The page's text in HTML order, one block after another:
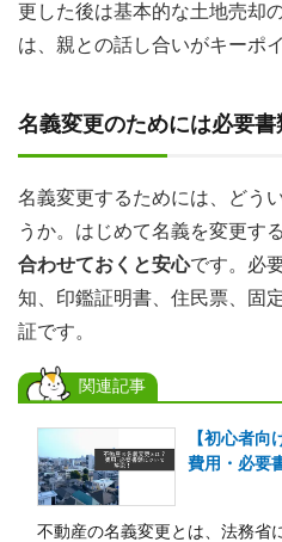
更した後は基本的な土地売却
は、親との話し合いがキーポ
名義変更のためには必要書
名義変更するためには、どう
うか。はじめて名義を変更す
合わせておくと安心です。必
知、印鑑証明書、住民票、固
証です。
関連記事
【初心者向
費用・必要
不動産の名義変更とは、法務省